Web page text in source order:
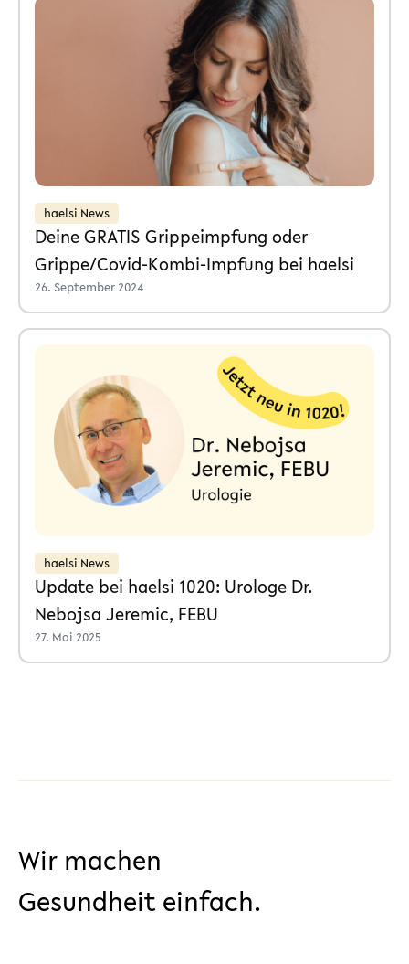
haelsi News
Deine GRATIS Grippeimpfung oder
Grippe/Covid-Kombi-Impfung bei haelsi
26. September 2024
haelsi News
Update bei haelsi 1020: Urologe Dr.
Nebojsa Jeremic, FEBU
27. Mai 2025
Wir machen
Gesundheit einfach.